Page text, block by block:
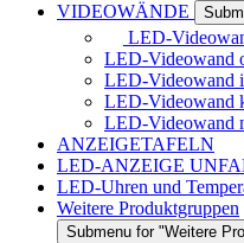
VIDEOWÄNDE
LED-
LED-Videowand
LED-Videowand
LED-Videowand
LED-Videowand
ANZEIGETAFELN
LED-ANZEIGE
LED-Uhren und
Weitere Produktgruppen
Submenu for "Weitere